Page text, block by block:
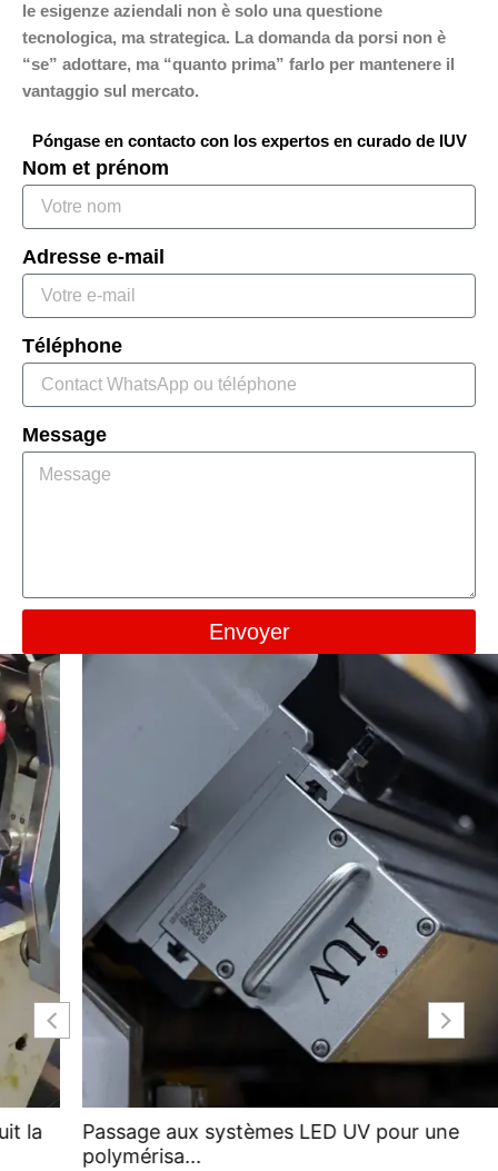
le esigenze aziendali non è solo una questione
tecnologica, ma strategica. La domanda da porsi non è
“se” adottare, ma “quanto prima” farlo per mantenere il
vantaggio sul mercato.
Póngase en contacto con los expertos en curado de IUV
Nom et prénom
Adresse e-mail
Téléphone
Message
Envoyer
Passage aux systèmes LED UV pour une
polymérisa...